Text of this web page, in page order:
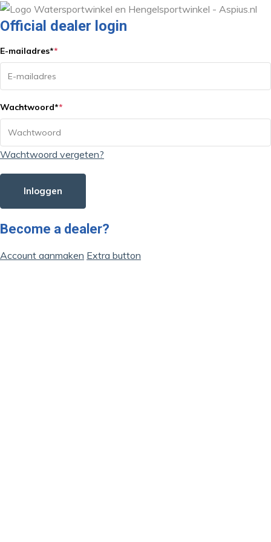
Official dealer login
E-mailadres**
Wachtwoord**
Wachtwoord vergeten?
Inloggen
Become a dealer?
Account aanmaken Extra button